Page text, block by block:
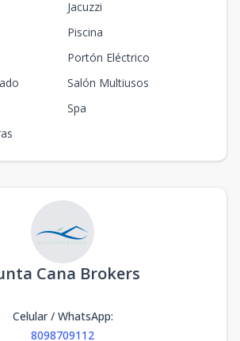
Jacuzzi
Piscina
Portón Eléctrico
Salón Multiusos
Spa
Cana Brokers
Celular / WhatsApp:
8098709112